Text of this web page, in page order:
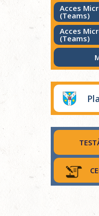
Acces
(Teams)
Acces
(Teams)